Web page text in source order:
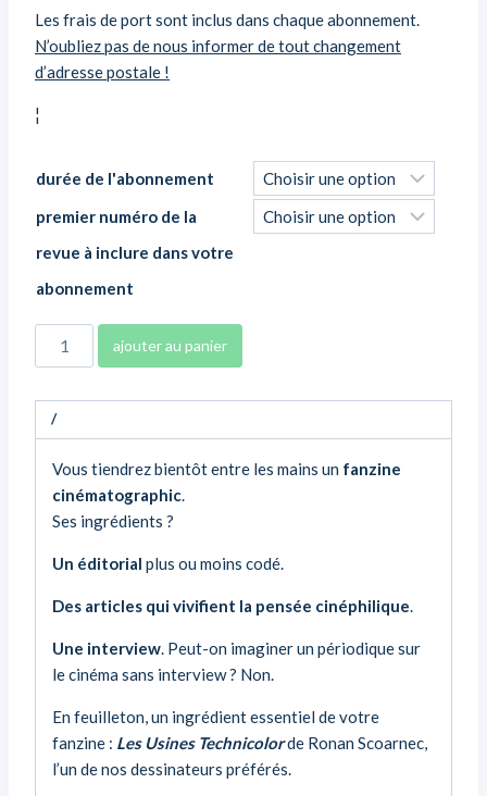
Les frais de port sont inclus dans chaque abonnement.
N’oubliez pas de nous informer de tout changement
d’adresse postale !
¦
durée de l'abonnement
premier numéro de la
revue à inclure dans votre
abonnement
de
abonnements
ajouter au panier
/
Vous tiendrez bientôt entre les mains un fanzine
cinématographic.
Ses ingrédients ?
Un éditorial plus ou moins codé.
Des articles qui vivifient la pensée cinéphilique.
Une interview. Peut-on imaginer un périodique sur
le cinéma sans interview ? Non.
En feuilleton, un ingrédient essentiel de votre
fanzine : Les Usines Technicolorde Ronan Scoarnec,
l’un de nos dessinateurs préférés.